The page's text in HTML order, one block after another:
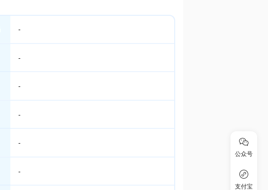
-
-
-
-
-
-
公众号
支付宝